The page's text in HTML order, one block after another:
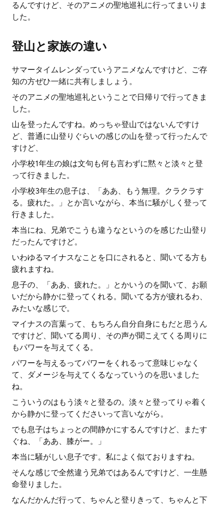
るんですけど、そのアニメの聖地巡礼に行ってまいりま
した。
登山と家族の違い
サマータイムレンダっていうアニメなんですけど、ご存
知の方ぜひ一緒に共有しましょう。
そのアニメの聖地巡礼ということで日帰りで行ってきま
した。
山を登ったんですね。めっちゃ登山ではないんですけ
ど、普通に山登りぐらいの感じの山を登って行ったんで
すけど、
小学校1年生の娘は文句も何も言わずに黙々と淡々と登
って行きました。
小学校3年生の息子は、「ああ、もう無理。クラクラす
る。疲れた。」とか言いながら、本当に騒がしく登って
行きました。
本当にね、兄弟でこうも違うなというのを感じた山登り
だったんですけど。
いわゆるマイナスなことを口にされると、聞いてる方も
疲れますね。
息子の、「ああ、疲れた。」とかいうのを聞いて、お願
いだから静かに登ってくれる。聞いてる方が疲れるわ、
みたいな感じで。
マイナスの言葉って、もちろん自分自身にもだと思うん
ですけど、聞いてる周り、その声が聞こえてくる周りに
もパワーを与えてくる。
パワーを与えるってパワーをくれるって意味じゃなく
て、ダメージを与えてくるなっていうのを思いました
ね。
こういうのはもう淡々と登るの。淡々と登ってりゃ着く
から静かに登ってくださいって言いながら。
でも息子はちょっとの間静かにするんですけど、またす
ぐね、「ああ、膝がー。」
本当に騒がしい息子です。私によく似ておりますね。
そんな感じで全然違う兄弟ではあるんですけど、一生懸
命登りました。
なんだかんだ行って、ちゃんと登りきって、ちゃんと下